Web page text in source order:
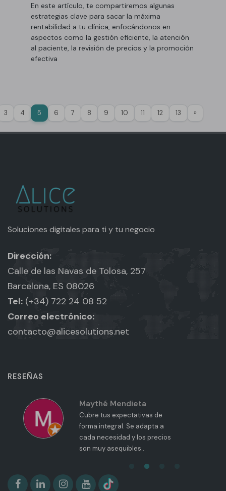
En este artículo, te compartiremos algunas
estrategias clave para sacar la máxima
rentabilidad a tu clínica, enfocándonos en
aspectos como la gestión eficiente, la atención
al paciente, la revisión de precios y la promoción
efectiva
3 4 5 6 7 8 9 10 11 12 13 »
Soluciones digitales para ti y tu negocio
Dirección:
Calle de las Navas de Tolosa, 257
Barcelona, ES 08026
Tel: (+34) 722 24 08 52
Correo electrónico:
contacto@alicesolutions.net
RESEÑAS
Maythé Mendieta
Cubre tus expectativas de
forma integral. Se adapta a
cada necesidad y los precios
son muy asequibles..